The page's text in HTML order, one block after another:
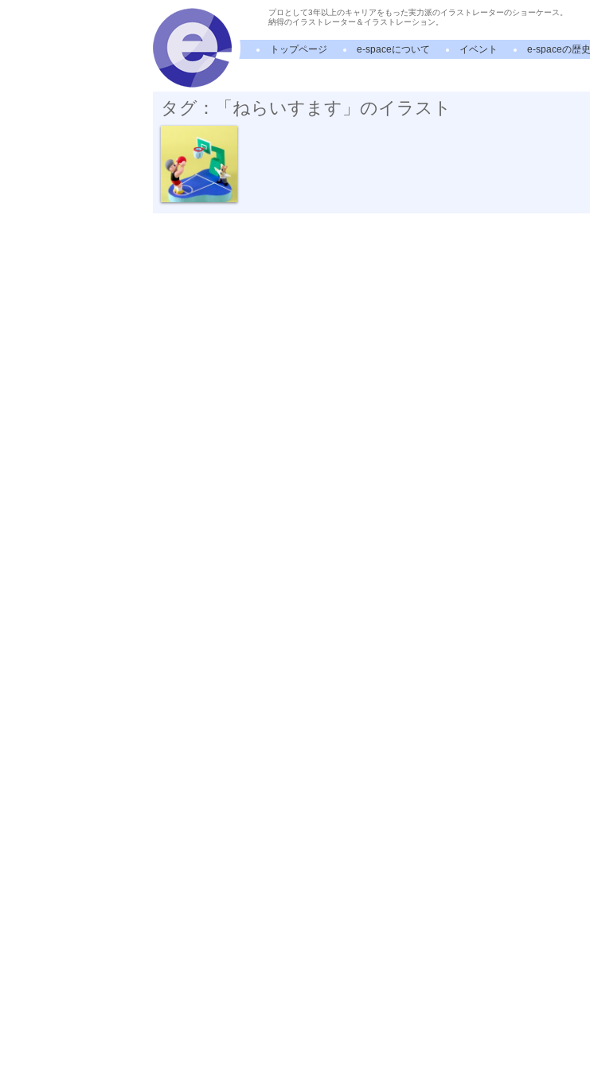
プロとして3年以上のキャリアをもった実力派のイラストレーターのショーケース。
納得のイラストレーター＆イラストレーション。
トップページ e-spaceについて イベント e-spaceの歴史
タグ：「ねらいすます」のイラスト
フリースロー...